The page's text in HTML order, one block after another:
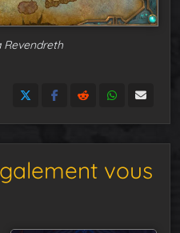
Revendreth
vous